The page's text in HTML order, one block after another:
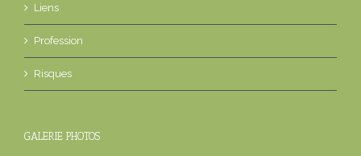
Liens
Profession
Risques
GALERIE PHOTOS